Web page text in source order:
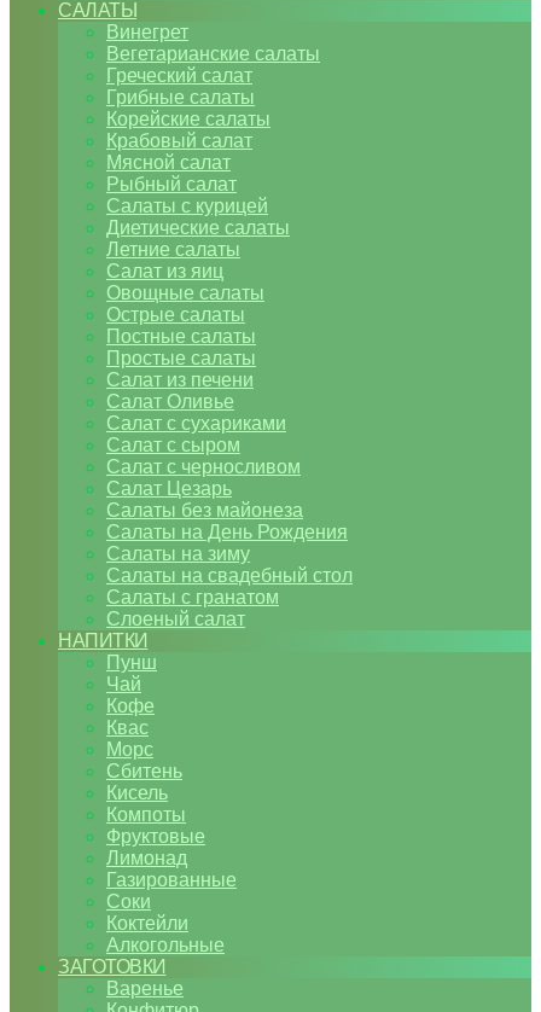
САЛАТЫ
Винегрет
Вегетарианские салаты
Греческий салат
Грибные салаты
Корейские салаты
Крабовый салат
Мясной салат
Рыбный салат
Салаты с курицей
Диетические салаты
Летние салаты
Салат из яиц
Овощные салаты
Острые салаты
Постные салаты
Простые салаты
Салат из печени
Салат Оливье
Салат с сухариками
Салат с сыром
Салат с черносливом
Салат Цезарь
Салаты без майонеза
Салаты на День Рождения
Салаты на зиму
Салаты на свадебный стол
Салаты с гранатом
Слоеный салат
НАПИТКИ
Пунш
Чай
Кофе
Квас
Морс
Сбитень
Кисель
Компоты
Фруктовые
Лимонад
Газированные
Соки
Коктейли
Алкогольные
ЗАГОТОВКИ
Варенье